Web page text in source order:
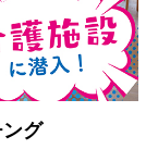
ング